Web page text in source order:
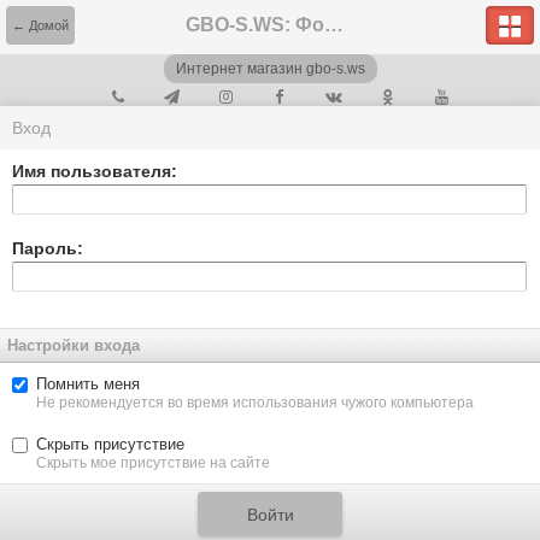
← Домой GBO-S.WS: Форум
Интернет магазин gbo-s.ws
Вход
Имя пользователя:
Пароль:
Настройки входа
Помнить меня
Не рекомендуется во время использования чужого компьютера
Скрыть присутствие
Скрыть мое присутствие на сайте